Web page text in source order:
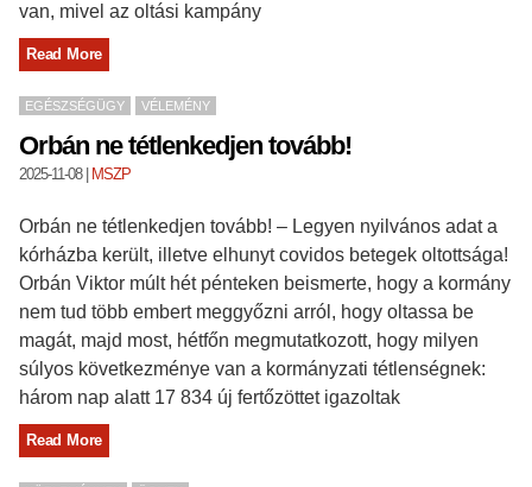
van, mivel az oltási kampány
Read More
EGÉSZSÉGÜGY VÉLEMÉNY
Orbán ne tétlenkedjen tovább!
2025-11-08| MSZP
Orbán ne tétlenkedjen tovább! – Legyen nyilvános adat a
kórházba került, illetve elhunyt covidos betegek oltottsága!
Orbán Viktor múlt hét pénteken beismerte, hogy a kormány
nem tud több embert meggyőzni arról, hogy oltassa be
magát, majd most, hétfőn megmutatkozott, hogy milyen
súlyos következménye van a kormányzati tétlenségnek:
három nap alatt 17 834 új fertőzöttet igazoltak
Read More